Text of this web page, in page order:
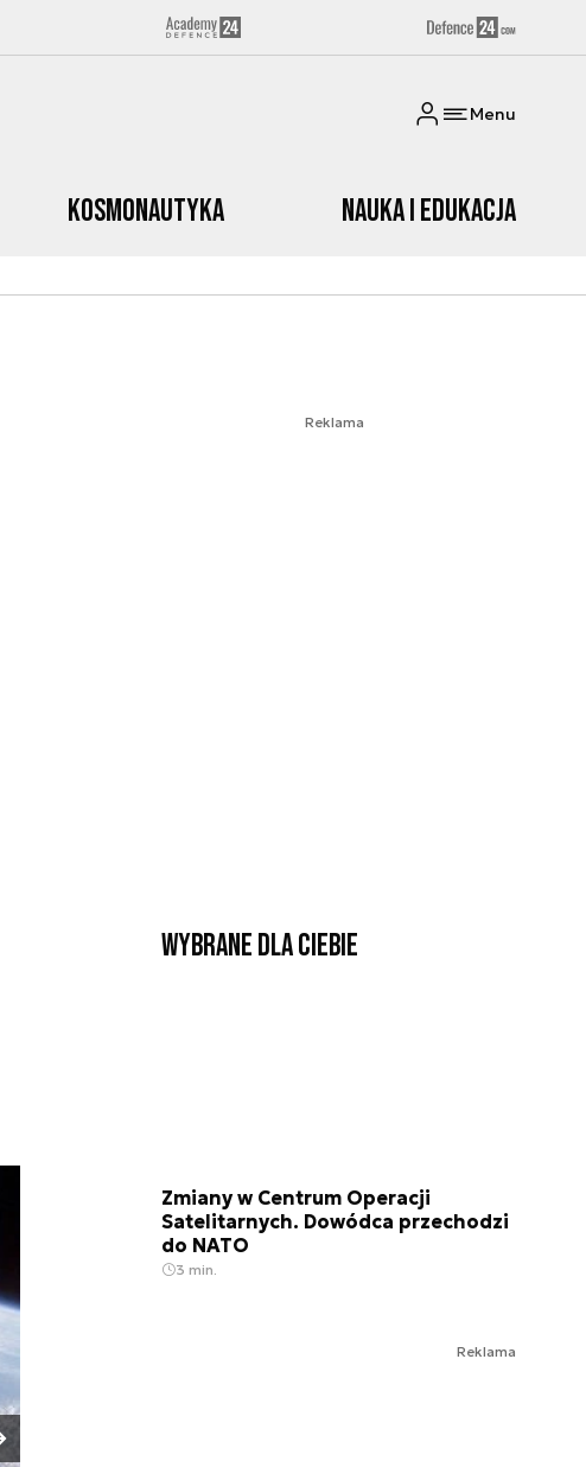
Menu
Kosmonautyka Nauka i edukacja
Reklama
Wybrane dla Ciebie
Zmiany w Centrum Operacji
Satelitarnych. Dowódca przechodzi
do NATO
3 min.
Reklama